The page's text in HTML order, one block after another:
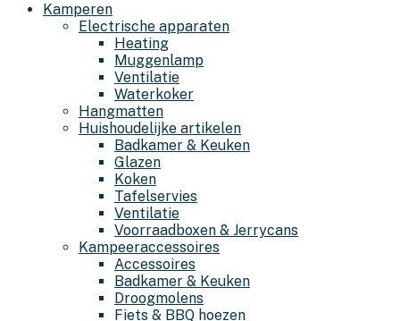
Kamperen
Electrische apparaten
Heating
Muggenlamp
Ventilatie
Waterkoker
Hangmatten
Huishoudelijke artikelen
Badkamer & Keuken
Glazen
Koken
Tafelservies
Ventilatie
Voorraadboxen & Jerrycans
Kampeeraccessoires
Accessoires
Badkamer & Keuken
Droogmolens
Fiets & BBQ hoezen